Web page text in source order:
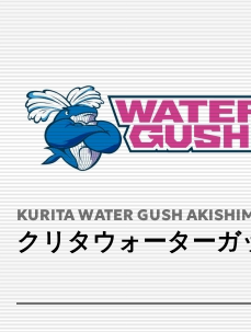
KURITA WATER GUSH
クリタウォーターガ